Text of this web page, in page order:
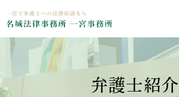
弁護士紹介